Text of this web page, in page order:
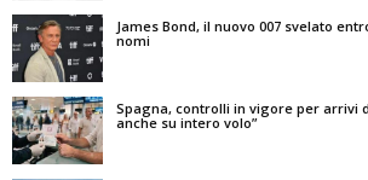
James Bond, il nuovo 007 svelato
nomi
Spagna, controlli in vigore per arrivi
anche su intero volo”